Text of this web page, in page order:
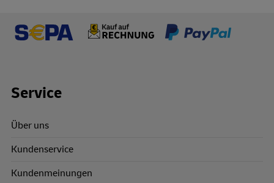
Footer Links
Service
Über uns
Kundenservice
Kundenmeinungen